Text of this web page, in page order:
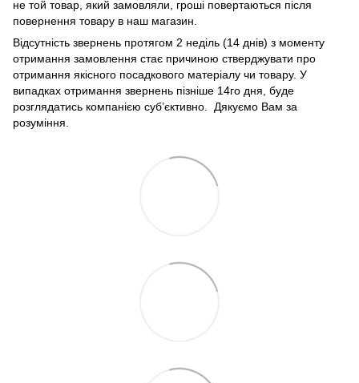
не той товар, який замовляли, гроші повертаються після
повернення товару в наш магазин.
Відсутність звернень протягом 2 неділь (14 днів) з моменту
отримання замовлення стає причиною стверджувати про
отримання якісного посадкового матеріалу чи товару. У
випадках отримання звернень пізніше 14го дня, буде
розглядатись компанією суб’єктивно. Дякуємо Вам за
розуміння.